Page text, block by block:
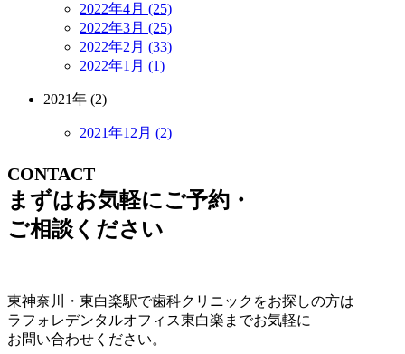
2022年4月 (25)
2022年3月 (25)
2022年2月 (33)
2022年1月 (1)
2021年 (2)
2021年12月 (2)
CONTACT
まずはお気軽にご予約・
ご相談ください
東神奈川・東白楽駅で歯科クリニックをお探しの方は
ラフォレデンタルオフィス東白楽までお気軽に
お問い合わせください。